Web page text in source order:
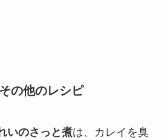
の他のレシピ
いのさっと煮は、カレイを臭